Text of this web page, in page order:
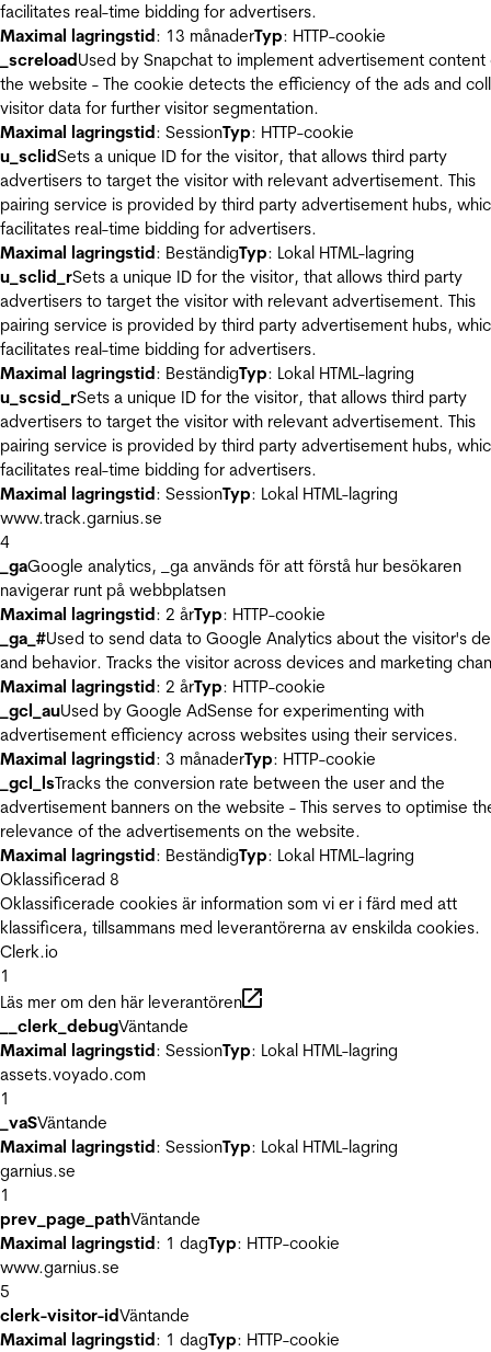
facilitates real-time bidding for advertisers.
Maximal lagringstid: 13 månaderTyp: HTTP-cookie
_screloadUsed by Snapchat to implement advertisement content
the website - The cookie detects the efficiency of the ads and
visitor data for further visitor segmentation.
Maximal lagringstid: SessionTyp: HTTP-cookie
u_sclidSets a unique ID for the visitor, that allows third party
advertisers to target the visitor with relevant advertisement. This
pairing service is provided by third party advertisement hubs,
facilitates real-time bidding for advertisers.
Maximal lagringstid: BeständigTyp: Lokal HTML-lagring
u_sclid_rSets a unique ID for the visitor, that allows third party
advertisers to target the visitor with relevant advertisement. This
pairing service is provided by third party advertisement hubs,
facilitates real-time bidding for advertisers.
Maximal lagringstid: BeständigTyp: Lokal HTML-lagring
u_scsid_rSets a unique ID for the visitor, that allows third party
advertisers to target the visitor with relevant advertisement. This
pairing service is provided by third party advertisement hubs,
facilitates real-time bidding for advertisers.
Maximal lagringstid: SessionTyp: Lokal HTML-lagring
www.track.garnius.se
4
_gaGoogle analytics, _ga används för att förstå hur besökaren
navigerar runt på webbplatsen
Maximal lagringstid: 2 årTyp: HTTP-cookie
_ga_#Used to send data to Google Analytics about the visitor's
and behavior. Tracks the visitor across devices and marketing
Maximal lagringstid: 2 årTyp: HTTP-cookie
_gcl_auUsed by Google AdSense for experimenting with
advertisement efficiency across websites using their services.
Maximal lagringstid: 3 månaderTyp: HTTP-cookie
_gcl_lsTracks the conversion rate between the user and the
advertisement banners on the website - This serves to optimise
relevance of the advertisements on the website.
Maximal lagringstid: BeständigTyp: Lokal HTML-lagring
Oklassificerad 8
Oklassificerade cookies är information som vi er i färd med att
klassificera, tillsammans med leverantörerna av enskilda cookies.
Clerk.io
1
Läs mer om den här leverantören
__clerk_debugVäntande
Maximal lagringstid: SessionTyp: Lokal HTML-lagring
assets.voyado.com
1
_vaSVäntande
Maximal lagringstid: SessionTyp: Lokal HTML-lagring
garnius.se
1
prev_page_pathVäntande
Maximal lagringstid: 1 dagTyp: HTTP-cookie
www.garnius.se
5
clerk-visitor-idVäntande
Maximal lagringstid: 1 dagTyp: HTTP-cookie